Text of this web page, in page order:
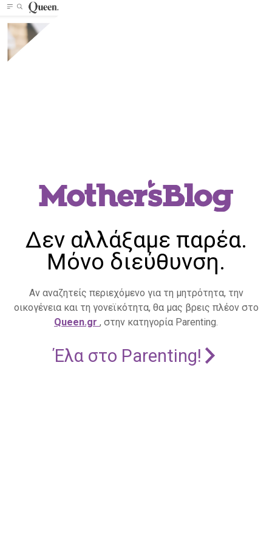
Δεν αλλάξαμε παρέα.
Μόνο διεύθυνση.
Αν αναζητείς περιεχόμενο για τη μητρότητα, την
οικογένεια και τη γονεϊκότητα, θα μας βρεις πλέον στο
Queen.gr , στην κατηγορία Parenting.
Έλα στο Parenting!